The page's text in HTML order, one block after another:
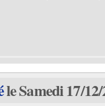
le Samedi 17/